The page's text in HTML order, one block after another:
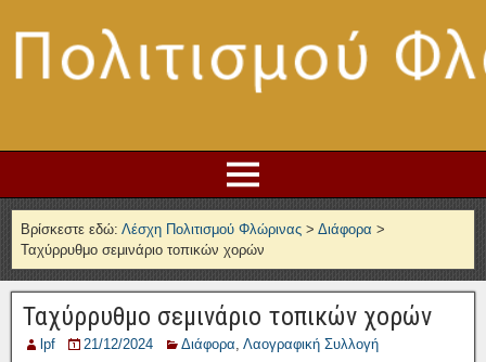
Βρίσκεστε εδώ: Λέσχη Πολιτισμού Φλώρινας > Διάφορα >
Ταχύρρυθμο σεμινάριο τοπικών χορών
Ταχύρρυθμο σεμινάριο τοπικών χορών
lpf 21/12/2024 Διάφορα, Λαογραφική Συλλογή